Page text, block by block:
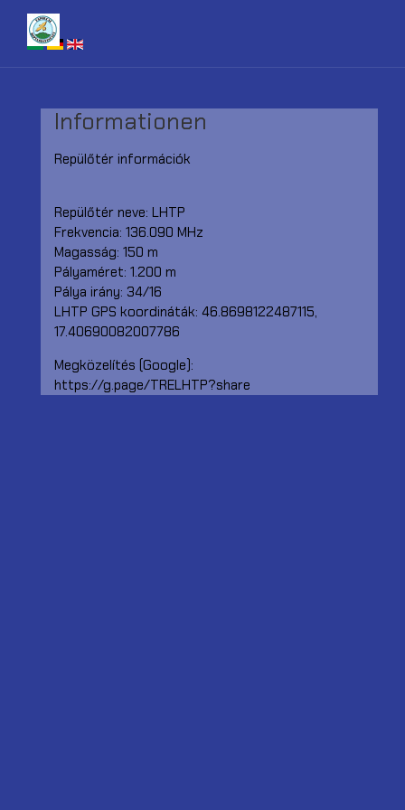
Informationen
Repülőtér információk
Repülőtér neve: LHTP
Frekvencia: 136.090 MHz
Magasság: 150 m
Pályaméret: 1.200 m
Pálya irány: 34/16
LHTP GPS koordináták: 46.8698122487115,
17.40690082007786
Megközelítés (Google):
https://g.page/TRELHTP?share